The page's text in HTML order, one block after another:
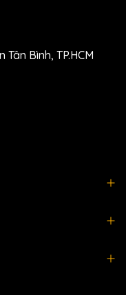
Tân Bình, TP.HCM